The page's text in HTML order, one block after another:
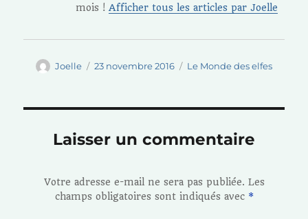
mois !Afficher tous les articles par Joelle
Auteur
Joelle
Publié
23 novembre 2016 Catégories
Le Monde des elfes
Laisser un commentaire
Votre adresse e-mail ne sera pas publiée. Les
champs obligatoires sont indiqués avec *